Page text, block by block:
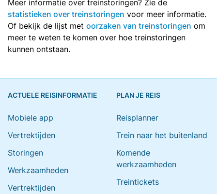
Meer informatie over treinstoringen? Zie de
statistieken over treinstoringen voor meer informatie.
Of bekijk de lijst met oorzaken van treinstoringen om
meer te weten te komen over hoe treinstoringen
kunnen ontstaan.
ACTUELE REISINFORMATIE
Mobiele app
Vertrektijden
Storingen
Werkzaamheden
Vertrektijden
PLAN JE REIS
Reisplanner
Trein naar het buitenland
Komende
werkzaamheden
Treintickets